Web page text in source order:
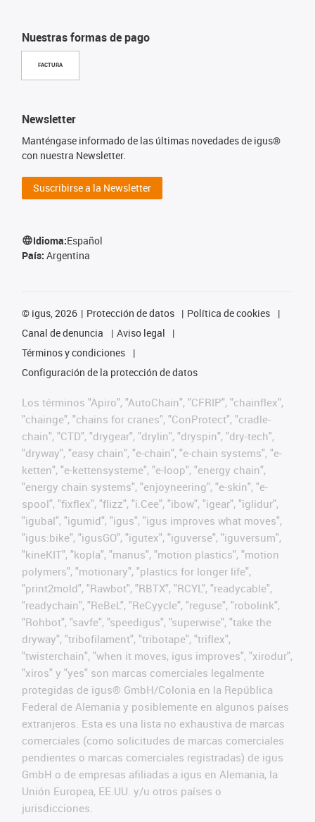
Nuestras formas de pago
FACTURA
Newsletter
Manténgase informado de las últimas novedades de igus®
con nuestra Newsletter.
Suscribirse a la Newsletter
Idioma:Español
País: Argentina
© igus, 2026 Protección de datos
Política de cookies
Canal de denuncia
Aviso legal
Términos y condiciones
Configuración de la protección de datos
Los términos "Apiro", "AutoChain", "CFRIP", "chainflex",
"chainge", "chains for cranes", "ConProtect", "cradle-
chain", "CTD", "drygear", "drylin", "dryspin", "dry-tech",
"dryway", "easy chain", "e-chain", "e-chain systems", "e-
ketten", "e-kettensysteme", "e-loop", "energy chain",
"energy chain systems", "enjoyneering", "e-skin", "e-
spool", "fixflex", "flizz", "i.Cee", "ibow", "igear", "iglidur",
"igubal", "igumid", "igus", "igus improves what moves",
"igus:bike", "igusGO", "igutex", "iguverse", "iguversum",
"kineKIT", "kopla", "manus", "motion plastics", "motion
polymers", "motionary", "plastics for longer life",
"print2mold", "Rawbot", "RBTX", "RCYL", "readycable",
"readychain", "ReBeL", "ReCyycle", "reguse", "robolink",
"Rohbot", "savfe", "speedigus", "superwise", "take the
dryway", "tribofilament", "tribotape", "triflex",
"twisterchain", "when it moves, igus improves", "xirodur",
"xiros" y "yes" son marcas comerciales legalmente
protegidas de igus® GmbH/Colonia en la República
Federal de Alemania y posiblemente en algunos países
extranjeros. Esta es una lista no exhaustiva de marcas
comerciales (como solicitudes de marcas comerciales
pendientes o marcas comerciales registradas) de igus
GmbH o de empresas afiliadas a igus en Alemania, la
Unión Europea, EE.UU. y/u otros países o
jurisdicciones.